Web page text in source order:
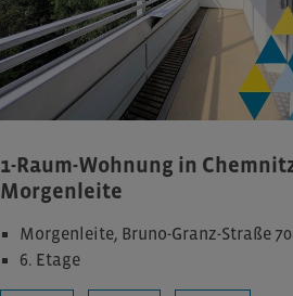
1-Raum-Wohnung in
Morgenleite
Morgenleite, Bruno-Granz-Straße
6. Etage